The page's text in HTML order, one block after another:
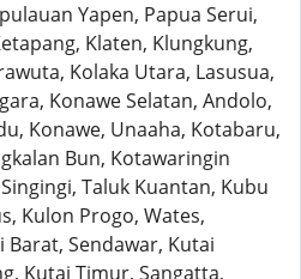
Yapen, Papua Serui,
Klaten, Klungkung,
Kolaka Utara, Lasusua,
Konawe Selatan, Andolo,
Konawe, Unaaha, Kotabaru,
Bun, Kotawaringin
Taluk Kuantan, Kubu
Kulon Progo, Wates,
Barat, Sendawar, Kutai
Kutai Timur, Sangatta,